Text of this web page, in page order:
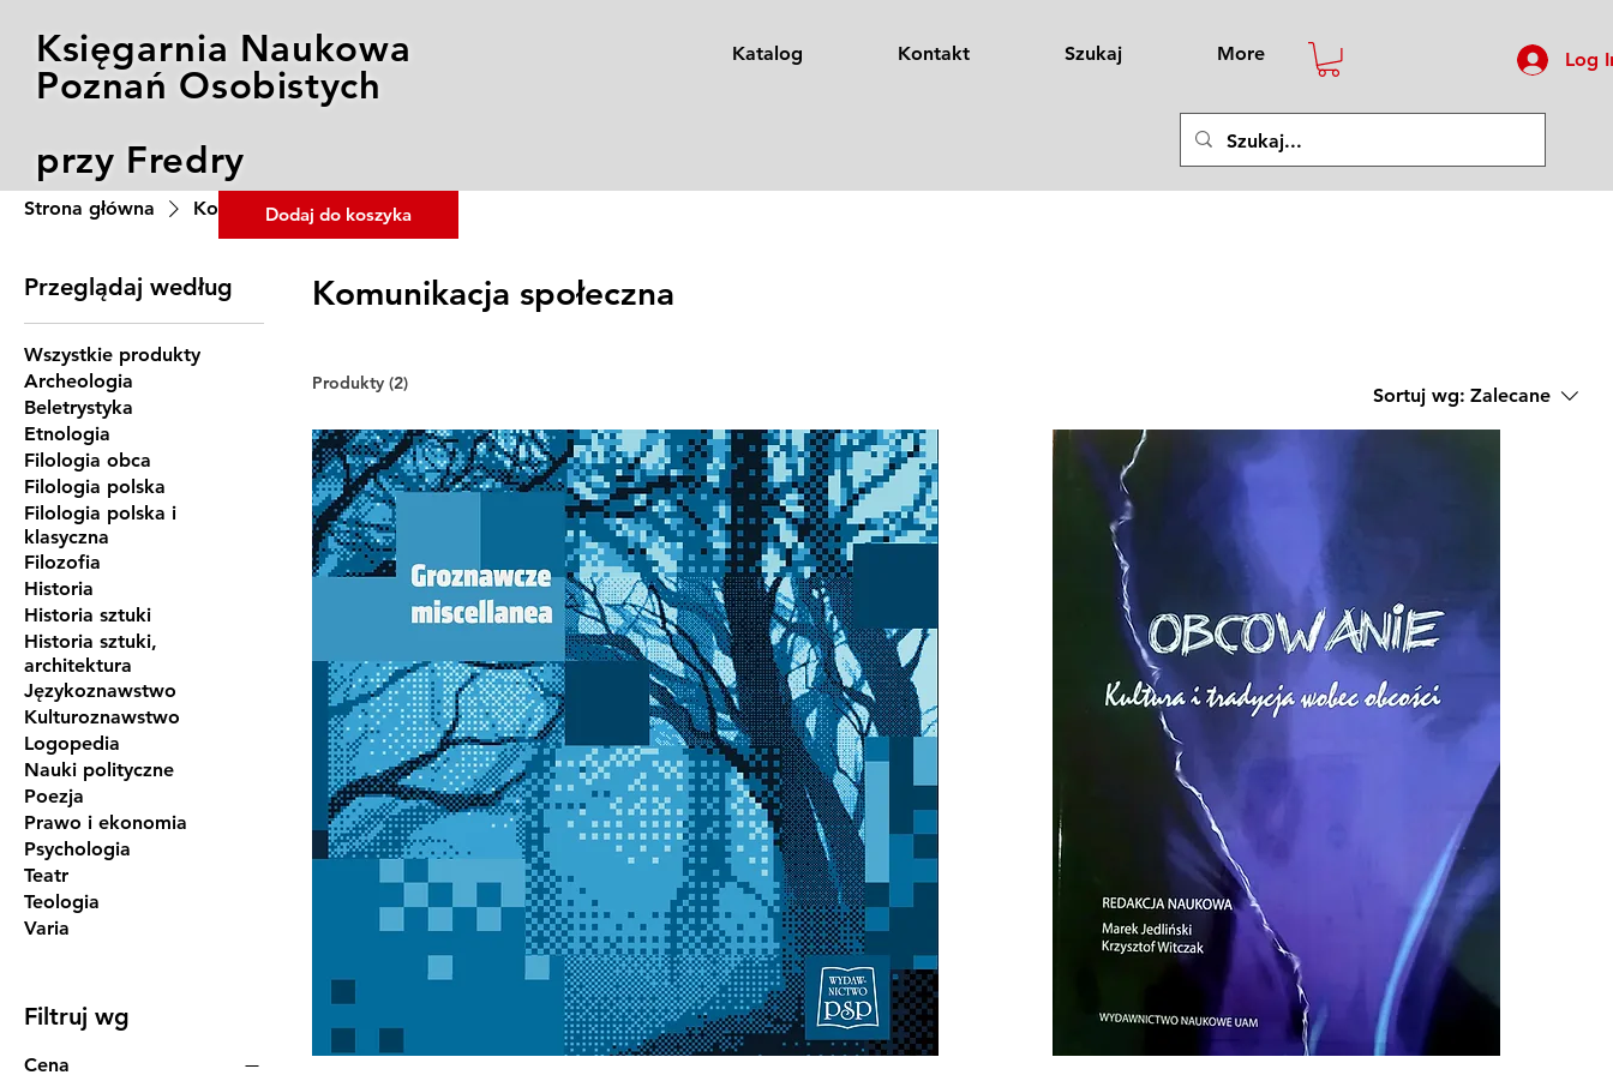
Księgarnia Naukowa
Poznań Osobistych
przy Fredry
Katalog Kontakt Szukaj More Log
Strona główna Komunikacja społeczna
Przeglądaj według
Wszystkie produkty
Archeologia
Beletrystyka
Etnologia
Filologia obca
Filologia polska
Filologia polska i
klasyczna
Filozofia
Historia
Historia sztuki
Historia sztuki,
architektura
Językoznawstwo
Kulturoznawstwo
Logopedia
Nauki polityczne
Poezja
Prawo i ekonomia
Psychologia
Teatr
Teologia
Varia
Filtruj wg
Cena
Komunikacja społeczna
Produkty (2)
Sortuj wg: Zalecane
Dodaj do koszyka